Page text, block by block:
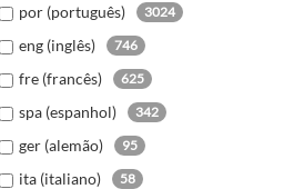
por (português) 3024
eng (inglês) 746
fre (francês) 625
spa (espanhol) 342
ger (alemão) 95
ita (italiano) 58